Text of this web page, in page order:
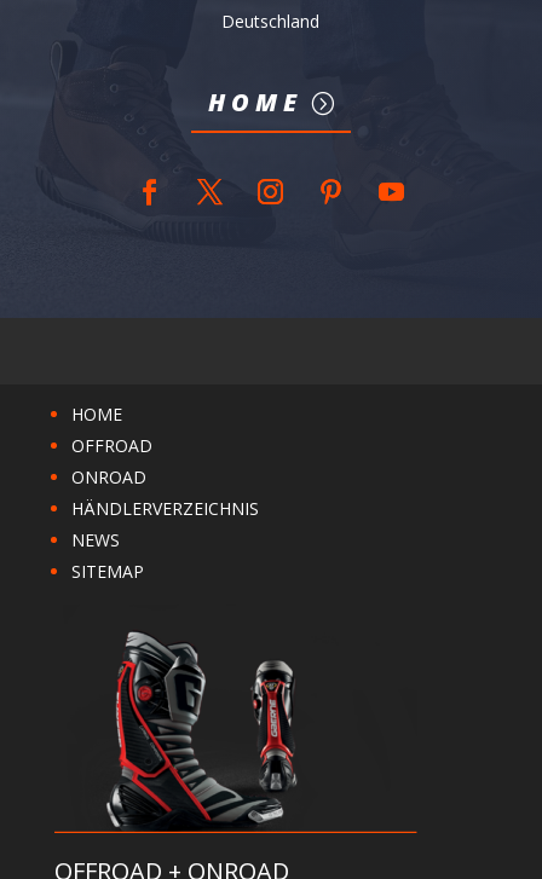
Deutschland
HOME
HOME
OFFROAD
ONROAD
HÄNDLERVERZEICHNIS
NEWS
SITEMAP
OFFROAD + ONROAD